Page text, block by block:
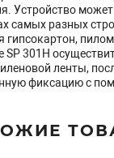
Устройство
самых разных
гипсокартон,
SР 301H
ленты,
фиксацию с